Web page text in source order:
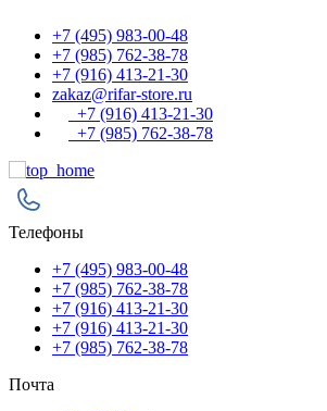
+7 (495) 983-00-48
+7 (985) 762-38-78
+7 (916) 413-21-30
zakaz@rifar-store.ru
+7 (916) 413-21-30
+7 (985) 762-38-78
Телефоны
+7 (495) 983-00-48
+7 (985) 762-38-78
+7 (916) 413-21-30
+7 (916) 413-21-30
+7 (985) 762-38-78
Почта